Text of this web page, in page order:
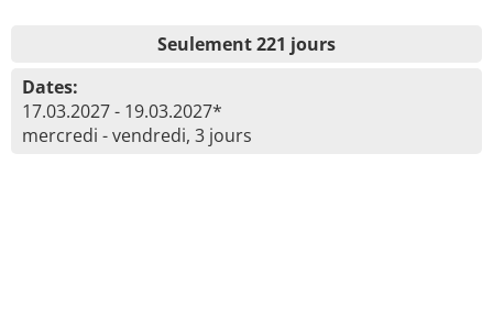
Seulement 221 jours
Dates:
17.03.2027 - 19.03.2027*
mercredi - vendredi, 3 jours